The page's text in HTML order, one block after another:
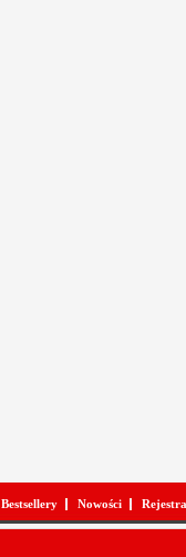
Bestsellery Nowości